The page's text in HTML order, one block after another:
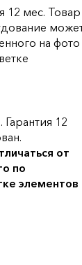
12 мес. Товар
на фото
12
от
по
элементов